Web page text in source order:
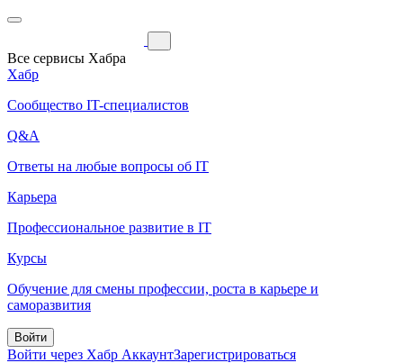
Все сервисы Хабра
Хабр
Сообщество IT-специалистов
Q&A
Ответы на любые вопросы об IT
Карьера
Профессиональное развитие в IT
Курсы
Обучение для смены профессии, роста в карьере и
саморазвития
Войти
Войти через Хабр АккаунтЗарегистрироваться